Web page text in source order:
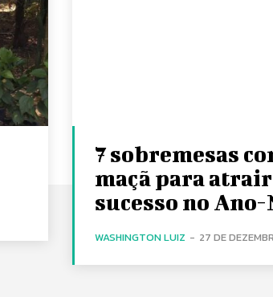
7 sobremesas
maçã para atrair
sucesso no Ano-
WASHINGTON LUIZ - 27 DE